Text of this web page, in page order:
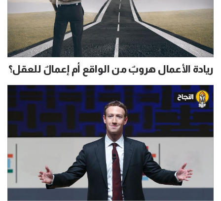
ريادة الأعمال هروبٌ من الواقع أم إعمالٌ للعقل؟